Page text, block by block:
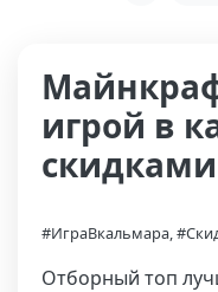
игрой в
#ИграВкальмара,
Отборный топ